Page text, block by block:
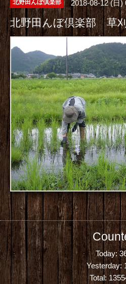
北野田んぼ倶楽部 2018-08-12 (日)
北野田んぼ倶楽部 草
Today:
Yesterday:
Total: